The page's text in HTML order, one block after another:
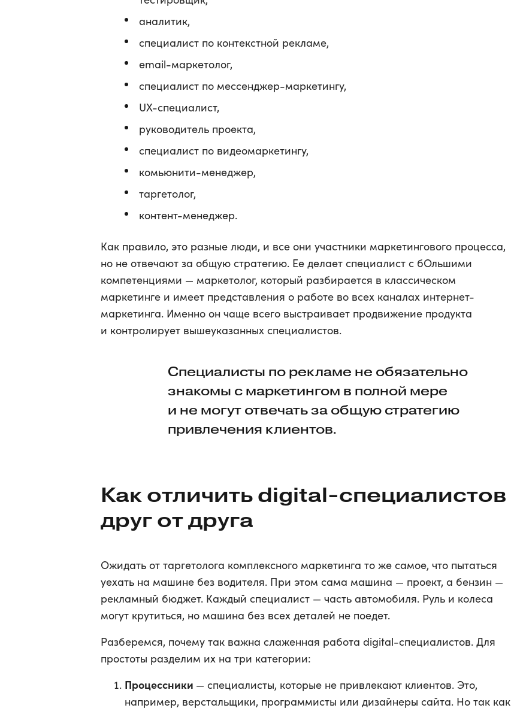
аналитик,
специалист по контекстной рекламе,
email-маркетолог,
специалист по мессенджер-маркетингу,
UX-специалист,
руководитель проекта,
специалист по видеомаркетингу,
комьюнити-менеджер,
таргетолог,
контент-менеджер.
Как правило, это разные люди, и все они участники маркетингового процесса,
но не отвечают за общую стратегию. Ее делает специалист с бОльшими
компетенциями — маркетолог, который разбирается в классическом
маркетинге и имеет представления о работе во всех каналах интернет-
маркетинга. Именно он чаще всего выстраивает продвижение продукта
и контролирует вышеуказанных специалистов.
Специалисты по рекламе не обязательно
знакомы с маркетингом в полной мере
и не могут отвечать за общую стратегию
привлечения клиентов.
Как отличить digital-специалистов
друг от друга
Ожидать от таргетолога комплексного маркетинга то же самое, что пытаться
уехать на машине без водителя. При этом сама машина — проект, а бензин —
рекламный бюджет. Каждый специалист — часть автомобиля. Руль и колеса
могут крутиться, но машина без всех деталей не поедет.
Разберемся, почему так важна слаженная работа digital-специалистов. Для
простоты разделим их на три категории:
Процессники — специалисты, которые не привлекают клиентов. Это,
например, верстальщики, программисты или дизайнеры сайта. Но так как